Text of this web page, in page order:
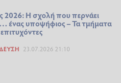
2026: Η σχολή που περνάει
ένας υποψήφιος – Τα τμήματα
23.07.2026 21:10